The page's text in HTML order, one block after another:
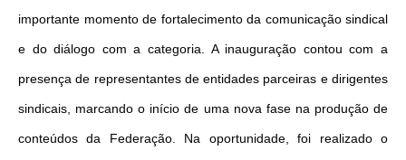
importante momento de fortalecimento da comunicação sindical
e do diálogo com a categoria. A inauguração contou com a
presença de representantes de entidades parceiras e dirigentes
sindicais, marcando o início de uma nova fase na produção de
conteúdos da Federação. Na oportunidade, foi realizado o